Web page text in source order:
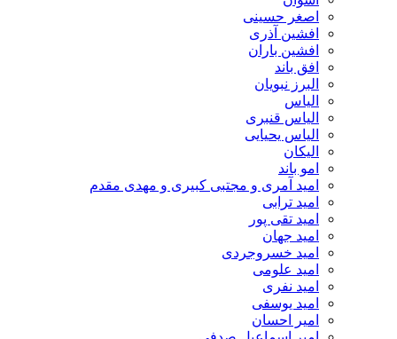
اصغر حسینی
افشین آذری
افشین باران
افق باند
البرز نبویان
الیاس
الیاس قنبرى
الیاس یحیایی
الیکان
امو باند
امید آمری و مجتبی کبیری و مهدى مقدم
امید ترابی
امید تقی پور
امید جهان
امید خسروجردی
امید علومی
امید نفری
امید یوسفی
امیر احسان